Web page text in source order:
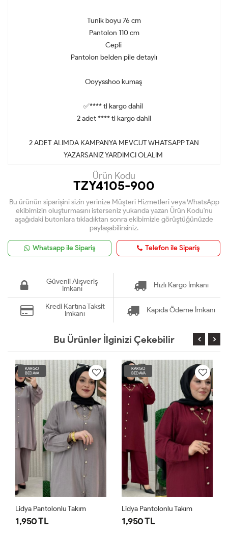
Tunik boyu 76 cm
Pantolon 110 cm
Cepli
Pantolon belden pile detaylı
Ooyysshoo kumaş
✅**** tl kargo dahil
2 adet **** tl kargo dahil
2 ADET ALIMDA KAMPANYA MEVCUT WHATSAPP TAN
YAZARSANIZ YARDIMCI OLALIM
Ürün Kodu
TZY4105-900
Bu ürünün siparişini sizin yerinize Müşteri Hizmetleri veya WhatsApp
ekibimizin oluşturmasını isterseniz yukarıda yazan Ürün Kodu'nu
aşağıdaki butonlara tıkladıktan sonra ekibimizle görüştüğünüzde
paylaşabilirsiniz.
Whatsapp ile Sipariş Telefon ile Sipariş
Güvenli Alışveriş
İmkanı
Hızlı Kargo İmkanı
Kredi Kartına Taksit
İmkanı
Kapıda Ödeme İmkanı
Bu Ürünler İlginizi Çekebilir
KARGO
BEDAVA
Lidya Pantolonlu Takım
1,950 TL
KARGO
BEDAVA
Lidya Pantolonlu Takım
1,950 TL